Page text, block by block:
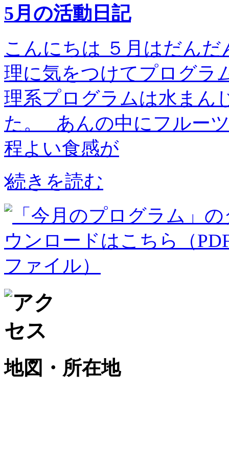
5月の活動日記
こんにちは ５月はだん
理に気をつけてプログラ
理系プログラムは水まん
た。 あんの中にフルー
程よい食感が
続きを読む
地図・所在地